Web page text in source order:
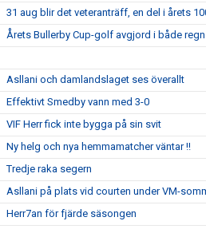
31 aug blir det veteranträff, en del i årets
Årets Bullerby Cup-golf avgjord i både regn
Asllani och damlandslaget ses överallt
Effektivt Smedby vann med 3-0
VIF Herr fick inte bygga på sin svit
Ny helg och nya hemmamatcher väntar !!
Tredje raka segern
Asllani på plats vid courten under VM-
Herr7an för fjärde säsongen